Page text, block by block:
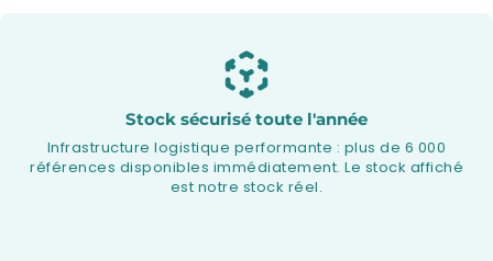
Stock sécurisé toute l'année
Infrastructure logistique performante : plus de 6 000
références disponibles immédiatement. Le stock affiché
est notre stock réel.